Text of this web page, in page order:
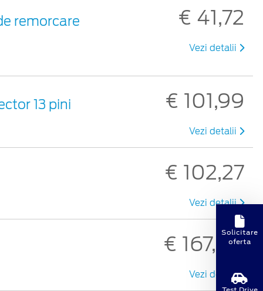
remorcare
€ 41,72
Vezi detalii
13 pini € 101,99
Vezi detalii
€ 102,27
Vezi detalii
€ 167,88
Vezi detalii
Solicitare
oferta